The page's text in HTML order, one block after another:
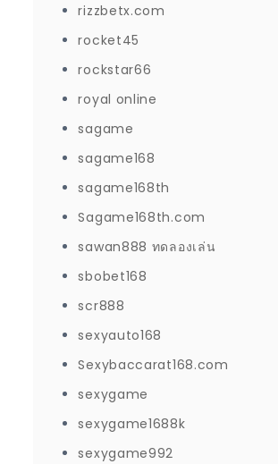
rizzbetx.com
rocket45
rockstar66
royal online
sagame
sagame168
sagame168th
Sagame168th.com
sawan888 ทดลองเล่น
sbobet168
scr888
sexyauto168
Sexybaccarat168.com
sexygame
sexygame1688k
sexygame992